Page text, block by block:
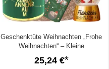
Geschenktüte Weihnachten „Frohe
Weihnachten“ – Kleine
Aufmerksamkeit (Lichterkette – Set
4)
25,24 €